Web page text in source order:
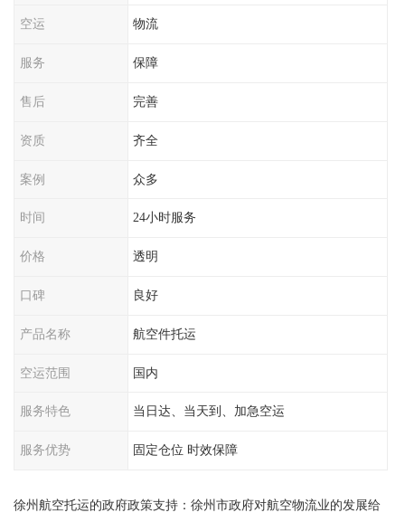
空运 物流
服务 保障
售后 完善
资质 齐全
案例 众多
时间 24小时服务
价格 透明
口碑 良好
产品名称 航空件托运
空运范围 国内
服务特色 当日达、当天到、加急空运
服务优势 固定仓位 时效保障
徐州航空托运的政府政策支持：徐州市政府对航空物流业的发展给